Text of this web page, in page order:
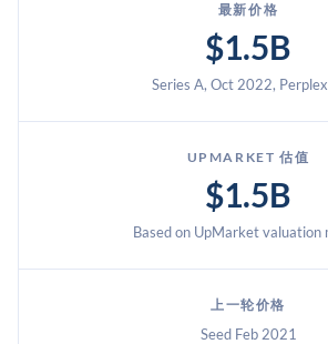
最新价格
$1.5B
Series A, Oct 2022,
UPMARKET 估值
$1.5B
Based on UpMarket valuation
上一轮价格
Seed Feb 2021